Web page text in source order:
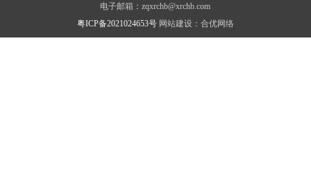
电子邮箱：zqxrchb@xrchb.com
粤ICP备2021024653号 网站建设：合优网络